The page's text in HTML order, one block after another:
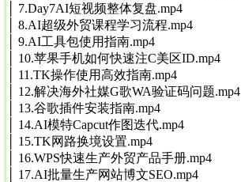
│ 7.Day7AI短视频整体复盘.mp4
│ 8.AI超级外贸课程学习流程.mp4
│ 9.AI工具包使用指南.mp4
│ 10.苹果手机如何快速注C美区ID.mp4
│ 11.TK操作使用高效指南.mp4
│ 12.解决海外社媒G歌WA验证码问题.mp4
│ 13.谷歌插件安装指南.mp4
│ 14.AI模特Capcut作图迭代.mp4
│ 15.TK网路换境设置.mp4
│ 16.WPS快速生产外贸产品手册.mp4
│ 17.AI批量生产网站博文SEO.mp4